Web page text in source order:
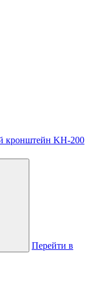
кронштейн KH-200
Перейти в